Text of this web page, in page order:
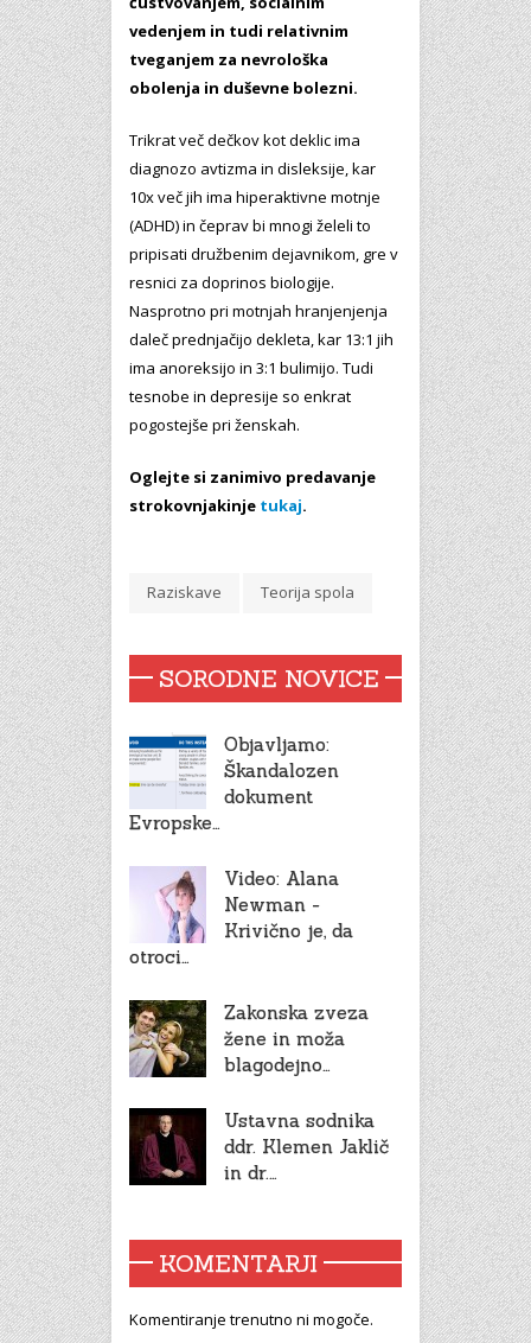
vedenjem in tudi relativnim
tveganjem za nevrološka
obolenja in duševne bolezni.
Trikrat več dečkov kot deklic ima
diagnozo avtizma in disleksije, kar
10x več jih ima hiperaktivne motnje
(ADHD) in čeprav bi mnogi želeli to
pripisati družbenim dejavnikom, gre v
resnici za doprinos biologije.
Nasprotno pri motnjah hranjenjenja
daleč prednjačijo dekleta, kar 13:1 jih
ima anoreksijo in 3:1 bulimijo. Tudi
tesnobe in depresije so enkrat
pogostejše pri ženskah.
Oglejte si zanimivo predavanje
strokovnjakinje tukaj.
Raziskave Teorija spola
SORODNE NOVICE
Objavljamo:
Škandalozen
dokument
Evropske…
Video: Alana
Newman -
Krivično je, da
otroci…
Zakonska zveza
žene in moža
blagodejno…
Ustavna sodnika
ddr. Klemen Jaklič
in dr.…
KOMENTARJI
Komentiranje trenutno ni mogoče.